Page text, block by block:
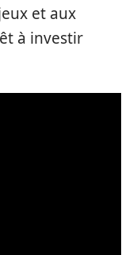
et aux
à investir